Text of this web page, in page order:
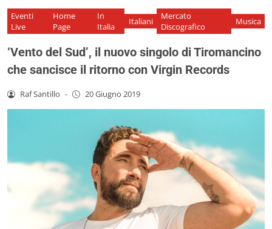
Eventi
Live
Home
Page
In
Italia
Italiani
Mercato
Discografico
Musica
‘Vento del Sud’, il nuovo singolo di Tiromancino
che sancisce il ritorno con Virgin Records
Raf Santillo - 20 Giugno 2019